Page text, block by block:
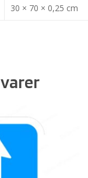
30 × 70 × 0,25 cm